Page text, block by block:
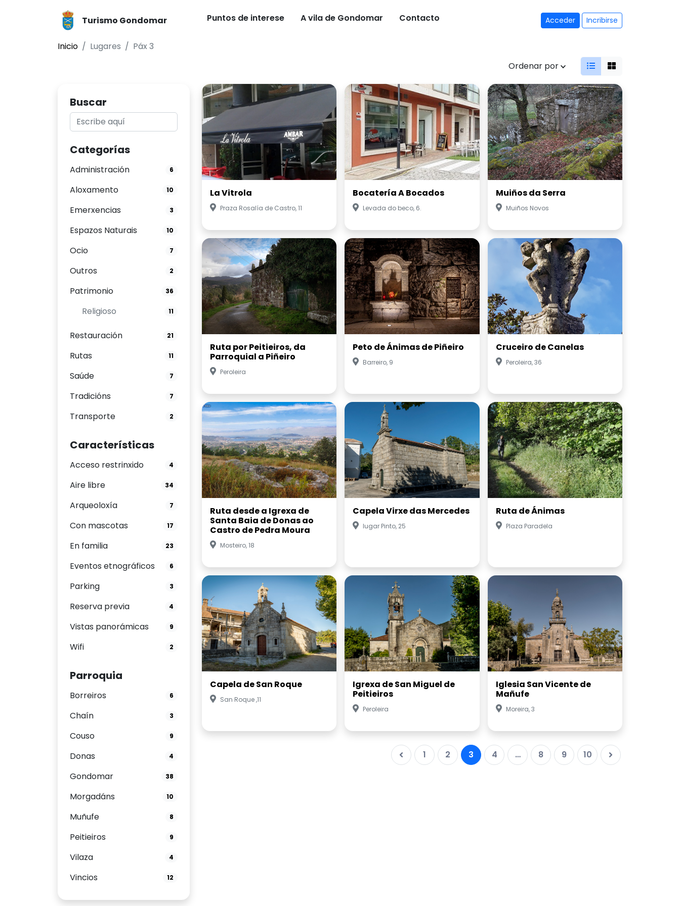
Turismo Gondomar Puntos de interese A vila de Gondomar Contacto Acceder Incribirse
Inicio Lugares
Páx 3
Ordenar por
Buscar
Categorías
Administración 6
Aloxamento 10
Emerxencias 3
Espazos Naturais 10
Ocio 7
Outros 2
Patrimonio 36
Religioso 11
Restauración 21
Rutas 11
Saúde 7
Tradicións 7
Transporte 2
Características
Acceso restrinxido 4
Aire libre 34
Arqueoloxía 7
Con mascotas 17
En familia 23
Eventos etnográficos 6
Parking 3
Reserva previa 4
Vistas panorámicas 9
Wifi 2
Parroquia
Borreiros 6
Chaín 3
Couso 9
Donas 4
Gondomar 38
Morgadáns 10
Muñufe 8
Peitieiros 9
Vilaza 4
Vincios 12
La Vitrola
Praza Rosalía de Castro, 11
Bocatería A Bocados
Levada do beco, 6.
Muiños da Serra
Muiños Novos
Ruta por Peitieiros, da
Parroquial a Piñeiro
Peroleira
Peto de Ánimas de Piñeiro
Barreiro, 9
Cruceiro de Canelas
Peroleira, 36
Ruta desde a Igrexa de
Santa Baia de Donas ao
Castro de Pedra Moura
Mosteiro, 18
Capela Virxe das Mercedes
lugar Pinto, 25
Ruta de Ánimas
Plaza Paradela
Capela de San Roque
San Roque ,11
Igrexa de San Miguel de
Peitieiros
Peroleira
Iglesia San Vicente de
Mañufe
Moreira, 3
1 2 3 4 … 8 9 10